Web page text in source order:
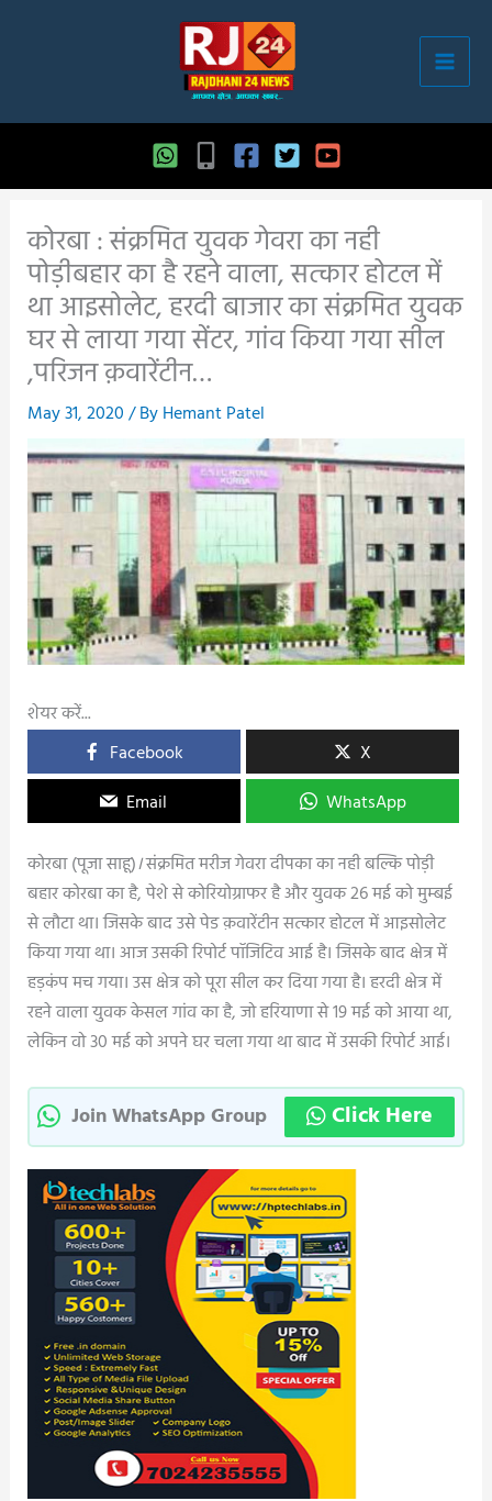
कोरबा : संक्रमित युवक गेवरा का नही
पोड़ीबहार का है रहने वाला, सत्कार होटल में
था आइसोलेट, हरदी बाजार का संक्रमित युवक
घर से लाया गया सेंटर, गांव किया गया सील
,परिजन क़वारेंटीन…
May 31, 2020/ ByHemant Patel
शेयर करें...
Facebook
X
Email
WhatsApp
कोरबा (पूजा साहू)।संक्रमित मरीज गेवरा दीपका का नही बल्कि पोड़ी
बहार कोरबा का है, पेशे से कोरियोग्राफर है और युवक 26 मई को मुम्बई
से लौटा था। जिसके बाद उसे पेड क़वारेंटीन सत्कार होटल में आइसोलेट
किया गया था। आज उसकी रिपोर्ट पॉजिटिव आई है। जिसके बाद क्षेत्र में
हड़कंप मच गया। उस क्षेत्र को पूरा सील कर दिया गया है। हरदी क्षेत्र में
रहने वाला युवक केसल गांव का है, जो हरियाणा से 19 मई को आया था,
लेकिन वो 30 मई को अपने घर चला गया था बाद में उसकी रिपोर्ट आई।
Join WhatsApp Group Click Here